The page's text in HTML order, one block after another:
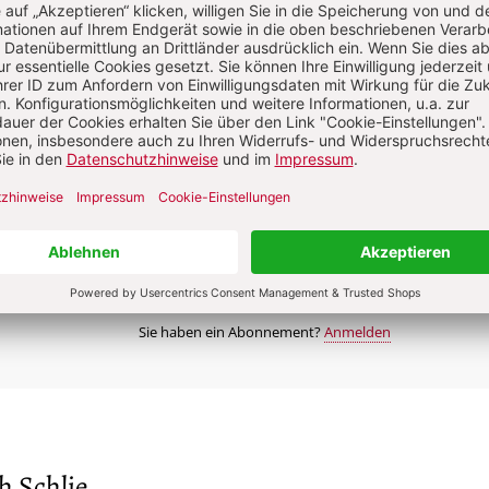
danach87,00 € für 6 Ausgaben pro Halbjahr +
Digitalzugang
inkl. MwSt., zzgl. 7,20 € Versand (D)
Im Abo Im Digital-Abo
Abo testen
Sie haben ein Abonnement?Anmelden